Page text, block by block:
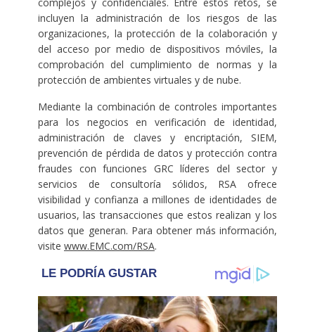
incluyen la administración de los riesgos de las
organizaciones, la protección de la colaboración y
del acceso por medio de dispositivos móviles, la
comprobación del cumplimiento de normas y la
protección de ambientes virtuales y de nube.
Mediante la combinación de controles importantes
para los negocios en verificación de identidad,
administración de claves y encriptación, SIEM,
prevención de pérdida de datos y protección contra
fraudes con funciones GRC líderes del sector y
servicios de consultoría sólidos, RSA ofrece
visibilidad y confianza a millones de identidades de
usuarios, las transacciones que estos realizan y los
datos que generan. Para obtener más información,
visite www.EMC.com/RSA.